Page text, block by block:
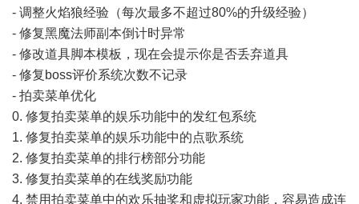
- 调整火焰狼经验（每次最多不超过80%的升级经验）
- 修复黑魔法师副本倒计时异常
- 修改道具脚本模板，现在会提示你是否丢弃道具
- 修复boss评价系统次数不记录
- 拍卖菜单优化
0. 修复拍卖菜单的娱乐功能中的发红包系统
1. 修复拍卖菜单的娱乐功能中的点歌系统
2. 修复拍卖菜单的排行榜部分功能
3. 修复拍卖菜单的在线奖励功能
4. 禁用拍卖菜单中的欢乐抽奖和虚拟玩家功能，容易造成连